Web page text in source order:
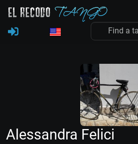
Alessandra Felici